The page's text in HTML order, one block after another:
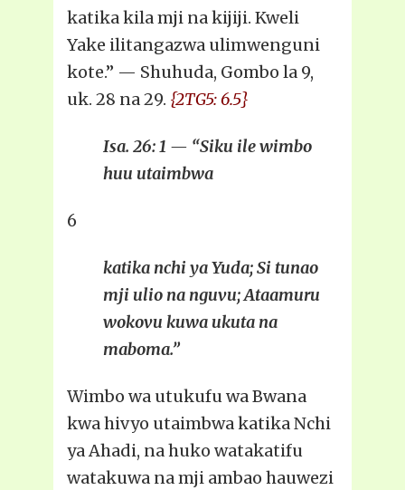
katika kila mji na kijiji. Kweli
Yake ilitangazwa ulimwenguni
kote.” — Shuhuda, Gombo la 9,
uk. 28 na 29. {2TG5: 6.5}
Isa. 26: 1 — “Siku ile wimbo
huu utaimbwa
6
katika nchi ya Yuda; Si tunao
mji ulio na nguvu; Ataamuru
wokovu kuwa ukuta na
maboma.”
Wimbo wa utukufu wa Bwana
kwa hivyo utaimbwa katika Nchi
ya Ahadi, na huko watakatifu
watakuwa na mji ambao hauwezi